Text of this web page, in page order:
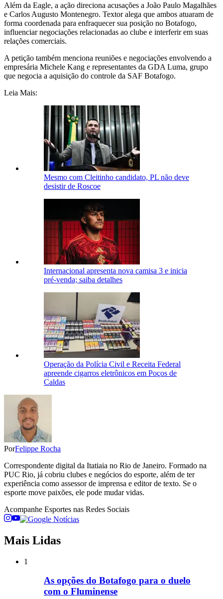
Além da Eagle, a ação direciona acusações a João Paulo Magalhães
e Carlos Augusto Montenegro. Textor alega que ambos atuaram de
forma coordenada para enfraquecer sua posição no Botafogo,
influenciar negociações relacionadas ao clube e interferir em suas
relações comerciais.
A petição também menciona reuniões e negociações envolvendo a
empresária Michele Kang e representantes da GDA Luma, grupo
que negocia a aquisição do controle da SAF Botafogo.
Leia Mais:
Mesmo com Cleitinho candidato, PL não deve
desistir de Roscoe
Internacional apresenta nova camisa 3 e inicia
pré-venda; saiba detalhes
Operação da Polícia Civil e Receita Federal
apreende cigarros eletrônicos em Poços de
Caldas
PorFelippe Rocha
Correspondente digital da Itatiaia no Rio de Janeiro. Formado na
PUC Rio, já cobriu clubes e negócios do esporte, além de ter
experiência como assessor de imprensa e editor de texto. Se o
esporte move paixões, ele pode mudar vidas.
Acompanhe Esportes nas Redes Sociais
Mais Lidas
1
As opções do Botafogo para o duelo
com o Fluminense